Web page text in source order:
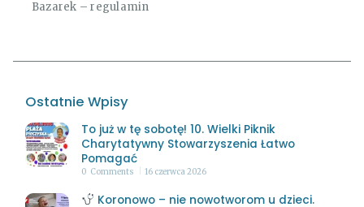
Bazarek – regulamin
Ostatnie Wpisy
To już w tę sobotę! 10. Wielki Piknik
Charytatywny Stowarzyszenia Łatwo
Pomagać
0 Comments 16 czerwca 2026
Koronowo – nie nowotworom u dzieci.